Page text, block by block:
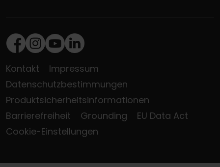
Facebook
Instagram
Youtube
LinkedIn
Kontakt
Impressum
Datenschutzbestimmungen
Produktsicherheitsinformationen
Barrierefreiheit
Grounding
EU Data Act
Cookie-Einstellungen